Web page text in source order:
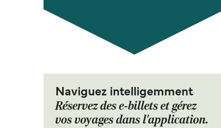
Naviguez intelligemment
Réservez des e-billets et gérez
vos voyages dans l'application.